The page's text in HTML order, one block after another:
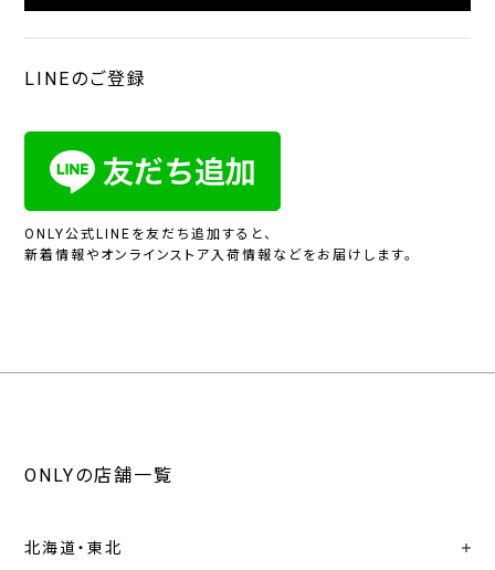
LINEのご登録
ONLY公式LINEを友だち追加すると、
新着情報やオンラインストア入荷情報などをお届けします。
ONLYの店舗一覧
北海道・東北